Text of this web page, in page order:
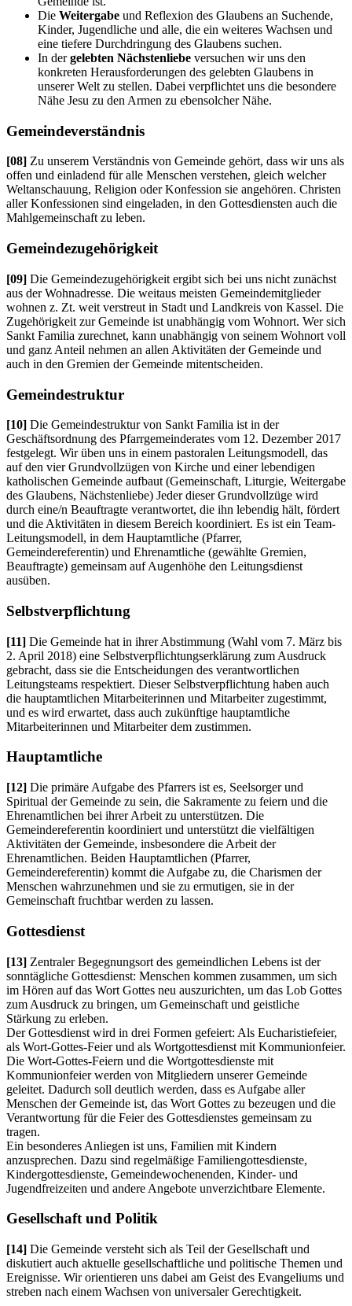
Die Weitergabe und Reflexion des Glaubens an Suchende,
Kinder, Jugendliche und alle, die ein weiteres Wachsen und
eine tiefere Durchdringung des Glaubens suchen.
In dergelebten Nächstenliebe versuchen wir uns den
konkreten Herausforderungen des gelebten Glaubens in
unserer Welt zu stellen. Dabei verpflichtet uns die besondere
Nähe Jesu zu den Armen zu ebensolcher Nähe.
Gemeindeverständnis
[08] Zu unserem Verständnis von Gemeinde gehört, dass wir uns als
offen und einladend für alle Menschen verstehen, gleich welcher
Weltanschauung, Religion oder Konfession sie angehören. Christen
aller Konfessionen sind eingeladen, in den Gottesdiensten auch die
Mahlgemeinschaft zu leben.
Gemeindezugehörigkeit
[09] Die Gemeindezugehörigkeit ergibt sich bei uns nicht zunächst
aus der Wohnadresse. Die weitaus meisten Gemeindemitglieder
wohnen z. Zt. weit verstreut in Stadt und Landkreis von Kassel. Die
Zugehörigkeit zur Gemeinde ist unabhängig vom Wohnort. Wer sich
Sankt Familia zurechnet, kann unabhängig von seinem Wohnort voll
und ganz Anteil nehmen an allen Aktivitäten der Gemeinde und
auch in den Gremien der Gemeinde mitentscheiden.
Gemeindestruktur
[10] Die Gemeindestruktur von Sankt Familia ist in der
Geschäftsordnung des Pfarrgemeinderates vom 12. Dezember 2017
festgelegt. Wir üben uns in einem pastoralen Leitungsmodell, das
auf den vier Grundvollzügen von Kirche und einer lebendigen
katholischen Gemeinde aufbaut (Gemeinschaft, Liturgie, Weitergabe
des Glaubens, Nächstenliebe) Jeder dieser Grundvollzüge wird
durch eine/n Beauftragte verantwortet, die ihn lebendig hält, fördert
und die Aktivitäten in diesem Bereich koordiniert. Es ist ein Team-
Leitungsmodell, in dem Hauptamtliche (Pfarrer,
Gemeindereferentin) und Ehrenamtliche (gewählte Gremien,
Beauftragte) gemeinsam auf Augenhöhe den Leitungsdienst
ausüben.
Selbstverpflichtung
[11] Die Gemeinde hat in ihrer Abstimmung (Wahl vom 7. März bis
2. April 2018) eine Selbstverpflichtungserklärung zum Ausdruck
gebracht, dass sie die Entscheidungen des verantwortlichen
Leitungsteams respektiert. Dieser Selbstverpflichtung haben auch
die hauptamtlichen Mitarbeiterinnen und Mitarbeiter zugestimmt,
und es wird erwartet, dass auch zukünftige hauptamtliche
Mitarbeiterinnen und Mitarbeiter dem zustimmen.
Hauptamtliche
[12] Die primäre Aufgabe des Pfarrers ist es, Seelsorger und
Spiritual der Gemeinde zu sein, die Sakramente zu feiern und die
Ehrenamtlichen bei ihrer Arbeit zu unterstützen. Die
Gemeindereferentin koordiniert und unterstützt die vielfältigen
Aktivitäten der Gemeinde, insbesondere die Arbeit der
Ehrenamtlichen. Beiden Hauptamtlichen (Pfarrer,
Gemeindereferentin) kommt die Aufgabe zu, die Charismen der
Menschen wahrzunehmen und sie zu ermutigen, sie in der
Gemeinschaft fruchtbar werden zu lassen.
Gottesdienst
[13] Zentraler Begegnungsort des gemeindlichen Lebens ist der
sonntägliche Gottesdienst: Menschen kommen zusammen, um sich
im Hören auf das Wort Gottes neu auszurichten, um das Lob Gottes
zum Ausdruck zu bringen, um Gemeinschaft und geistliche
Stärkung zu erleben.
Der Gottesdienst wird in drei Formen gefeiert: Als Eucharistiefeier,
als Wort-Gottes-Feier und als Wortgottesdienst mit Kommunionfeier.
Die Wort-Gottes-Feiern und die Wortgottesdienste mit
Kommunionfeier werden von Mitgliedern unserer Gemeinde
geleitet. Dadurch soll deutlich werden, dass es Aufgabe aller
Menschen der Gemeinde ist, das Wort Gottes zu bezeugen und die
Verantwortung für die Feier des Gottesdienstes gemeinsam zu
tragen.
Ein besonderes Anliegen ist uns, Familien mit Kindern
anzusprechen. Dazu sind regelmäßige Familiengottesdienste,
Kindergottesdienste, Gemeindewochenenden, Kinder- und
Jugendfreizeiten und andere Angebote unverzichtbare Elemente.
Gesellschaft und Politik
[14] Die Gemeinde versteht sich als Teil der Gesellschaft und
diskutiert auch aktuelle gesellschaftliche und politische Themen und
Ereignisse. Wir orientieren uns dabei am Geist des Evangeliums und
streben nach einem Wachsen von universaler Gerechtigkeit.